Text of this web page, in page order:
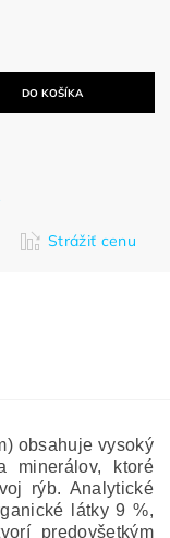
Strážiť cenu
obsahuje vysoký
minerálov, ktoré
rýb. Analytické
látky 9 %,
predovšetkým